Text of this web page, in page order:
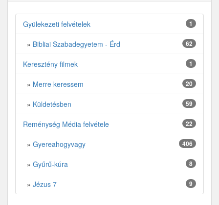
1
Gyülekezeti felvételek
62
» Bibliai Szabadegyetem - Érd
1
Keresztény filmek
20
» Merre keressem
59
» Küldetésben
22
Reménység Média felvétele
406
» Gyereahogyvagy
8
» Gyűrű-kúra
9
» Jézus 7